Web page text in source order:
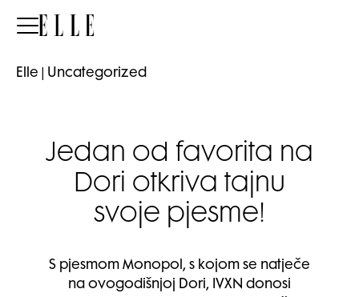
Elle
Elle Uncategorized
Jedan od favorita na
Dori otkriva tajnu
svoje pjesme!
S pjesmom Monopol, s kojom se natječe
na ovogodišnjoj Dori, IVXN donosi